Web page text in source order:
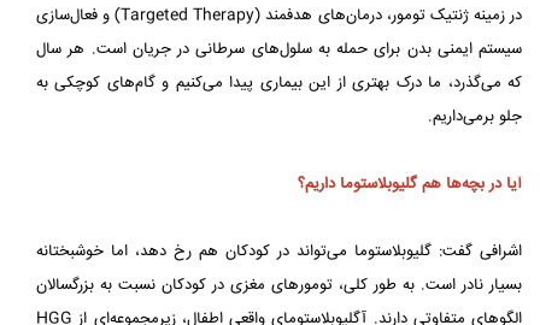
در زمینه ژنتیک تومور، درمان‌های هدفمند (Targeted Therapy) و فعال‌سازی
سیستم ایمنی بدن برای حمله به سلول‌های سرطانی در جریان است. هر سال
که می‌گذرد، ما درک بهتری از این بیماری پیدا می‌کنیم و گام‌های کوچکی به
جلو برمی‌داریم.
آیا در بچه‌ها هم گلیوبلاستوما داریم؟
اشرافی گفت: گلیوبلاستوما می‌تواند در کودکان هم رخ دهد، اما خوشبختانه
بسیار نادر است. به طور کلی، تومورهای مغزی در کودکان نسبت به بزرگسالان
الگوهای متفاوتی دارند. آگلیوبلاستومای واقعی اطفال، زیرمجموعه‌ای از HGG